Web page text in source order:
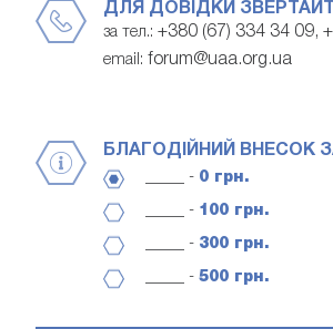
ДЛЯ ДОВІДКИ
за тел.: +380 (67) 334 34 09,
email: forum@uaa.org.ua
БЛАГОДІЙНИЙ ВНЕСОК
_____ - 0 грн.
_____ - 100 грн.
_____ - 300 грн.
_____ - 500 грн.